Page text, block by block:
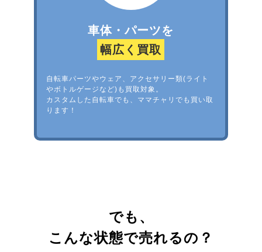
車体・パーツを
幅広く買取
自転車パーツやウェア、アクセサリー類(ライト
やボトルゲージなど)も買取対象。
カスタムした自転車でも、ママチャリでも買い取
ります！
でも、
こんな状態で売れるの？